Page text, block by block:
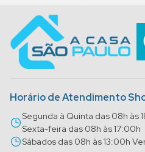
Horário de Atendimento
Segunda à Quinta das 08h às
Sexta-feira das 08h às 17:00h
Sábados das 08h às 13:00h